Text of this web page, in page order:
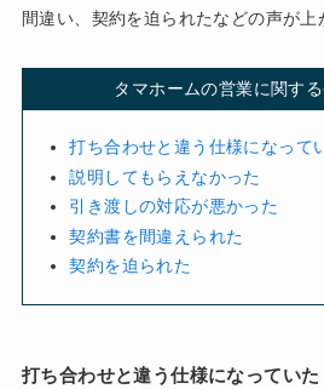
間違い、契約を迫られたなどの声が上
タマホームの営業に関す
打ち合わせと違う仕様になって
説明してもらえなかった
引き渡しの対応が悪かった
契約書を間違えられた
契約を迫られた
打ち合わせと違う仕様になっていた